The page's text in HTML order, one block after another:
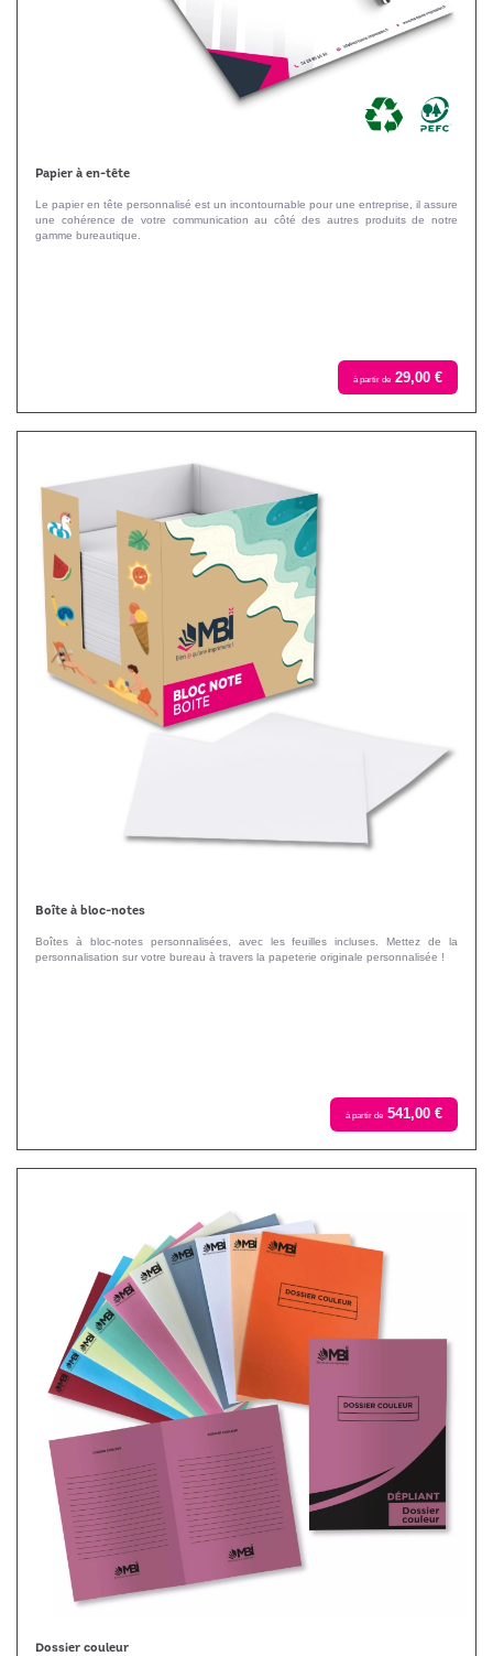
Papier à en-tête
Le papier en tête personnalisé est un incontournable pour une entreprise, il assure
une cohérence de votre communication au côté des autres produits de notre
gamme bureautique.
à partir de 29,00 €
Boîte à bloc-notes
Boîtes à bloc-notes personnalisées, avec les feuilles incluses. Mettez de la
personnalisation sur votre bureau à travers la papeterie originale personnalisée !
à partir de 541,00 €
Dossier couleur